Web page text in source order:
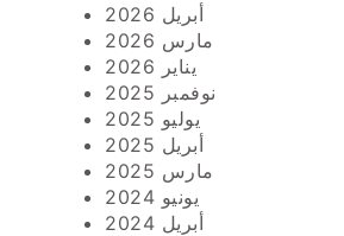
أبريل 2026
مارس 2026
يناير 2026
نوفمبر 2025
يوليو 2025
أبريل 2025
مارس 2025
يونيو 2024
أبريل 2024